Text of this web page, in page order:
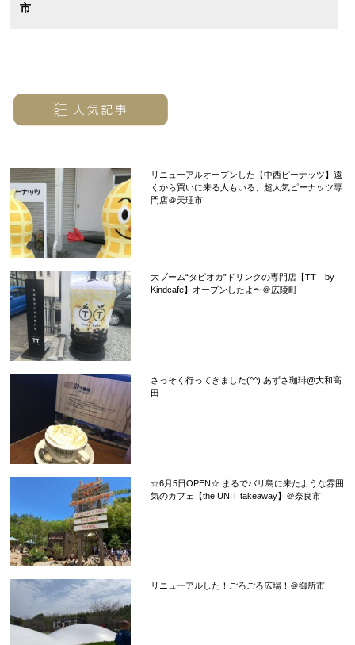
市
リニューアルオープンした【中西ピーナッツ】遠
くから買いに来る人もいる、超人気ピーナッツ専
門店＠天理市
大ブーム“タピオカ”ドリンクの専門店【TT by
Kindcafe】オープンしたよ〜＠広陵町
さっそく行ってきました(^^) あずさ珈琲@大和高
田
☆6月5日OPEN☆ まるでバリ島に来たような雰囲
気のカフェ【the UNIT takeaway】＠奈良市
リニューアルした！ごろごろ広場！＠御所市